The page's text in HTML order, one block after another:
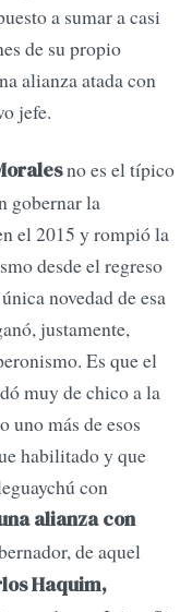
a sumar a casi
de su propio
alianza atada con
jefe.
no es el típico
gobernar la
el 2015 y rompió la
desde el regreso
novedad de esa
justamente,
Es que el
muy de chico a la
uno más de esos
habilitado y que
con
alianza con
de aquel
Haquim,